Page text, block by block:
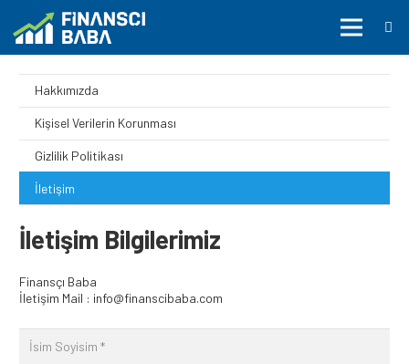
Hakkımızda
Kişisel Verilerin Korunması
Gizlilik Politikası
İletişim
İletişim Bilgilerimiz
Finansçı Baba
İletişim Mail : info@finanscibaba.com